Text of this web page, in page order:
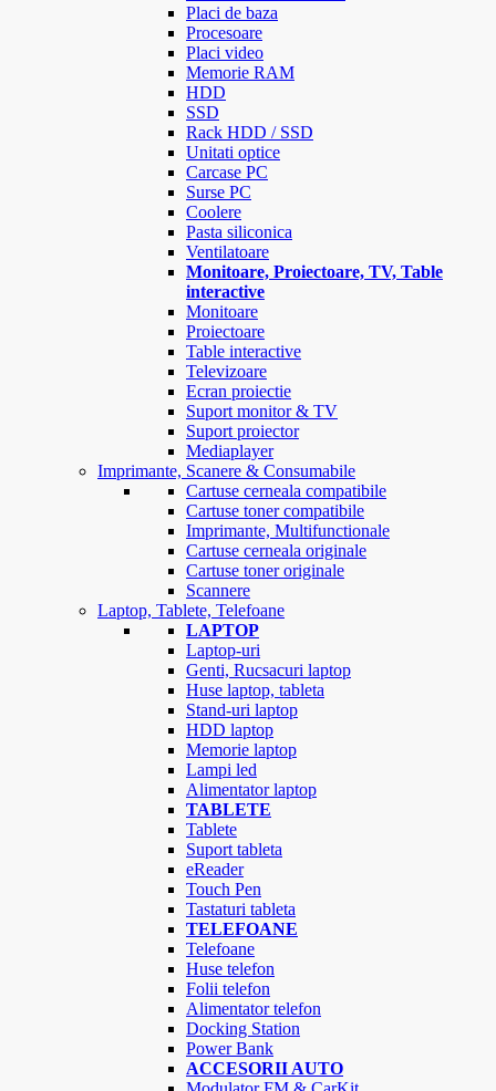
Placi de baza
Procesoare
Placi video
Memorie RAM
HDD
SSD
Rack HDD / SSD
Unitati optice
Carcase PC
Surse PC
Coolere
Pasta siliconica
Ventilatoare
Monitoare, Proiectoare, TV, Table
interactive
Monitoare
Proiectoare
Table interactive
Televizoare
Ecran proiectie
Suport monitor & TV
Suport proiector
Mediaplayer
Imprimante, Scanere & Consumabile
Cartuse cerneala compatibile
Cartuse toner compatibile
Imprimante, Multifunctionale
Cartuse cerneala originale
Cartuse toner originale
Scannere
Laptop, Tablete, Telefoane
LAPTOP
Laptop-uri
Genti, Rucsacuri laptop
Huse laptop, tableta
Stand-uri laptop
HDD laptop
Memorie laptop
Lampi led
Alimentator laptop
TABLETE
Tablete
Suport tableta
eReader
Touch Pen
Tastaturi tableta
TELEFOANE
Telefoane
Huse telefon
Folii telefon
Alimentator telefon
Docking Station
Power Bank
ACCESORII AUTO